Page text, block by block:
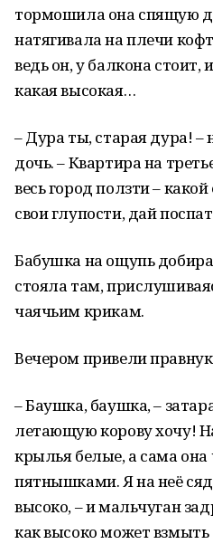
тормошила она спящую
натягивала на плечи
ведь он, у балкона стоит,
какая высокая…
– Дура ты, старая дура! –
дочь. – Квартира на
весь город ползти –
свои глупости, дай
Бабушка на ощупь
стояла там,
чаячьим крикам.
Вечером привели
– Баушка, баушка, –
летающую корову хочу!
крылья белые, а сама она
пятнышками. Я на неё
высоко, – и мальчуган
как высоко может